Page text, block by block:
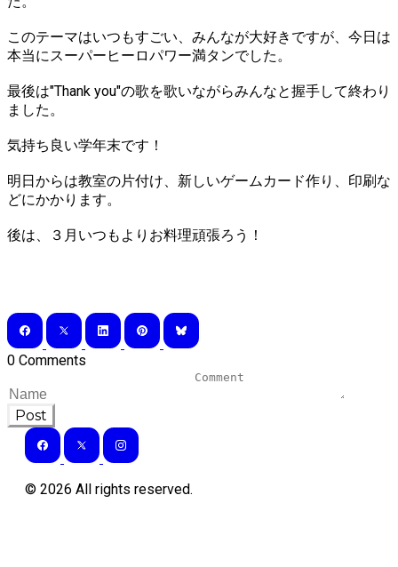
このテーマはいつもすごい、みんなが大好きですが、今日は
本当にスーパーヒーロパワー満タンでした。
最後は"Thank you"の歌を歌いながらみんなと握手して終わり
ました。
気持ち良い学年末です！
明日からは教室の片付け、新しいゲームカード作り、印刷な
どにかかります。
後は、３月いつもよりお料理頑張ろう！
0 Comments
Post
© 2026 All rights reserved.